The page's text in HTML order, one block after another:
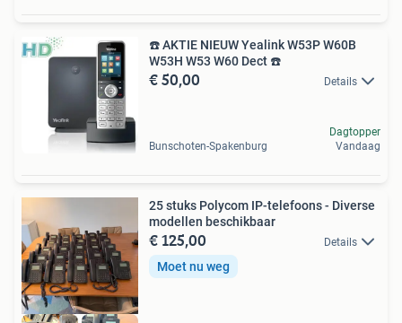
☎️ AKTIE NIEUW Yealink W53P W60B
W53H W53 W60 Dect ☎️
€ 50,00 Details
Bunschoten-Spakenburg
Dagtopper
Vandaag
25 stuks Polycom IP-telefoons - Diverse
modellen beschikbaar
€ 125,00 Details
Moet nu weg